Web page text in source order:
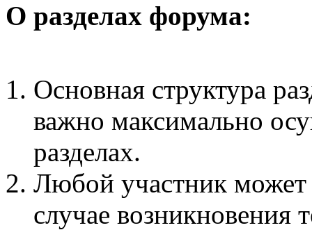
О разделах форума:
Основная структура
важно максимально
разделах.
Любой участник
случае возникновения